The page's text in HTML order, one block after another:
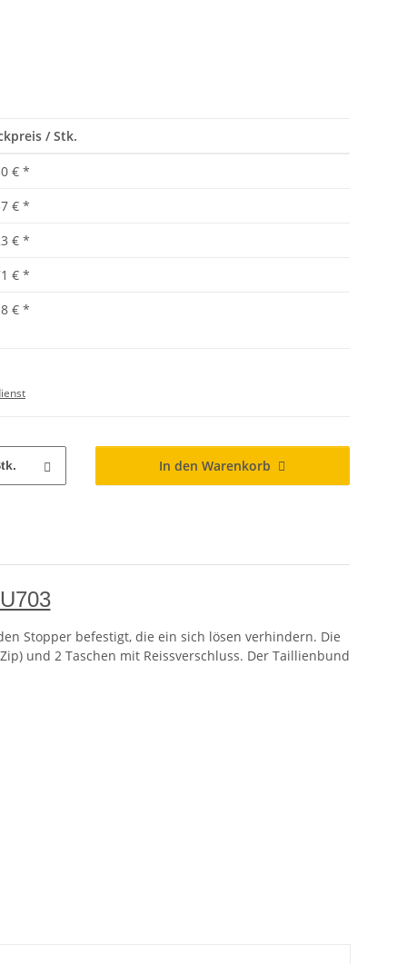
/ Stk.
€ *
€ *
€ *
€ *
€ *
In den Warenkorb
Stopper befestigt, die ein sich lösen verhindern. Die
und 2 Taschen mit Reissverschluss. Der Taillienbund